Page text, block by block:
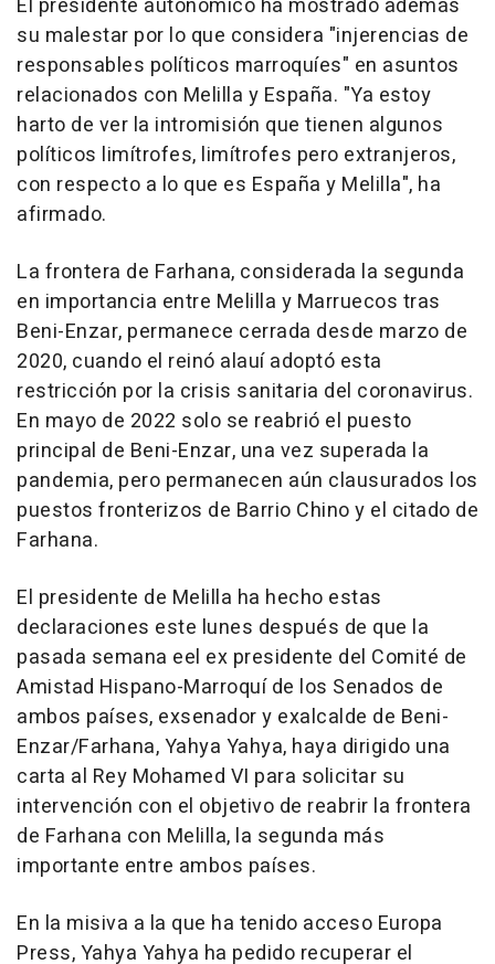
El presidente autonómico ha mostrado además
su malestar por lo que considera "injerencias de
responsables políticos marroquíes" en asuntos
relacionados con Melilla y España. "Ya estoy
harto de ver la intromisión que tienen algunos
políticos limítrofes, limítrofes pero extranjeros,
con respecto a lo que es España y Melilla", ha
afirmado.
La frontera de Farhana, considerada la segunda
en importancia entre Melilla y Marruecos tras
Beni-Enzar, permanece cerrada desde marzo de
2020, cuando el reinó alauí adoptó esta
restricción por la crisis sanitaria del coronavirus.
En mayo de 2022 solo se reabrió el puesto
principal de Beni-Enzar, una vez superada la
pandemia, pero permanecen aún clausurados los
puestos fronterizos de Barrio Chino y el citado de
Farhana.
El presidente de Melilla ha hecho estas
declaraciones este lunes después de que la
pasada semana eel ex presidente del Comité de
Amistad Hispano-Marroquí de los Senados de
ambos países, exsenador y exalcalde de Beni-
Enzar/Farhana, Yahya Yahya, haya dirigido una
carta al Rey Mohamed VI para solicitar su
intervención con el objetivo de reabrir la frontera
de Farhana con Melilla, la segunda más
importante entre ambos países.
En la misiva a la que ha tenido acceso Europa
Press, Yahya Yahya ha pedido recuperar el